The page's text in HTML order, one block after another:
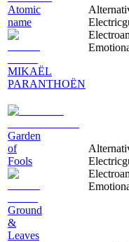
Atomic
name
MIKAËL
PARANTHOËN
Garden
of
Fools
Ground
&
Leaves